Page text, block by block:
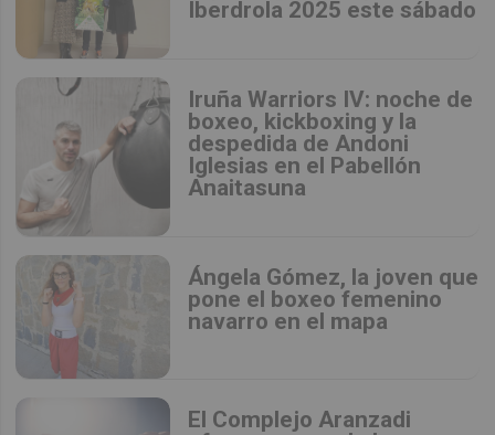
Iberdrola 2025 este sábado
Iruña Warriors IV: noche de
boxeo, kickboxing y la
despedida de Andoni
Iglesias en el Pabellón
Anaitasuna
Ángela Gómez, la joven que
pone el boxeo femenino
navarro en el mapa
El Complejo Aranzadi